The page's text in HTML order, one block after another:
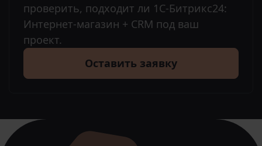
проверить, подходит ли 1С-Битрикс24:
Интернет-магазин + CRM под ваш
проект.
Оставить заявку